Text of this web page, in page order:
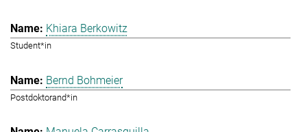
Khiara Berkowitz
Student*in
Bernd Bohmeier
Postdoktorand*in